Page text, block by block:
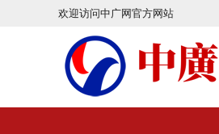
欢迎访问中广网官方网站